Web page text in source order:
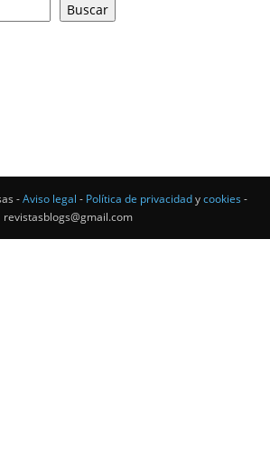
Buscar
-Aviso legal - Política de privacidadycookies -
revistasblogs@gmail.com